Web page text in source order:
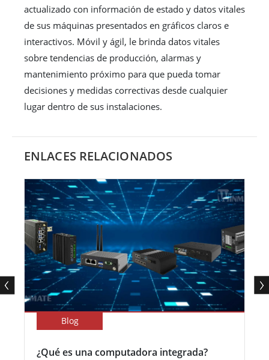
actualizado con información de estado y datos vitales
de sus máquinas presentados en gráficos claros e
interactivos. Móvil y ágil, le brinda datos vitales
sobre tendencias de producción, alarmas y
mantenimiento próximo para que pueda tomar
decisiones y medidas correctivas desde cualquier
lugar dentro de sus instalaciones.
ENLACES RELACIONADOS
Blog
¿Qué es una computadora integrada?